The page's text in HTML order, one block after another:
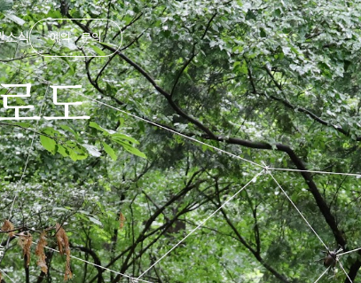
소식 예약 · 문의
도